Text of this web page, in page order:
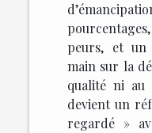
peurs, et
main sur la
qualité ni au
devient un
regardé »